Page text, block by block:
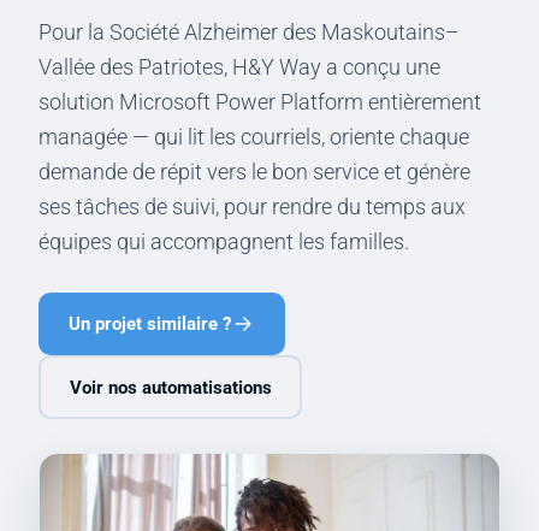
Pour la Société Alzheimer des Maskoutains–
Vallée des Patriotes, H&Y Way a conçu une
solution Microsoft Power Platform entièrement
managée — qui lit les courriels, oriente chaque
demande de répit vers le bon service et génère
ses tâches de suivi, pour rendre du temps aux
équipes qui accompagnent les familles.
Un projet similaire ?
Voir nos automatisations